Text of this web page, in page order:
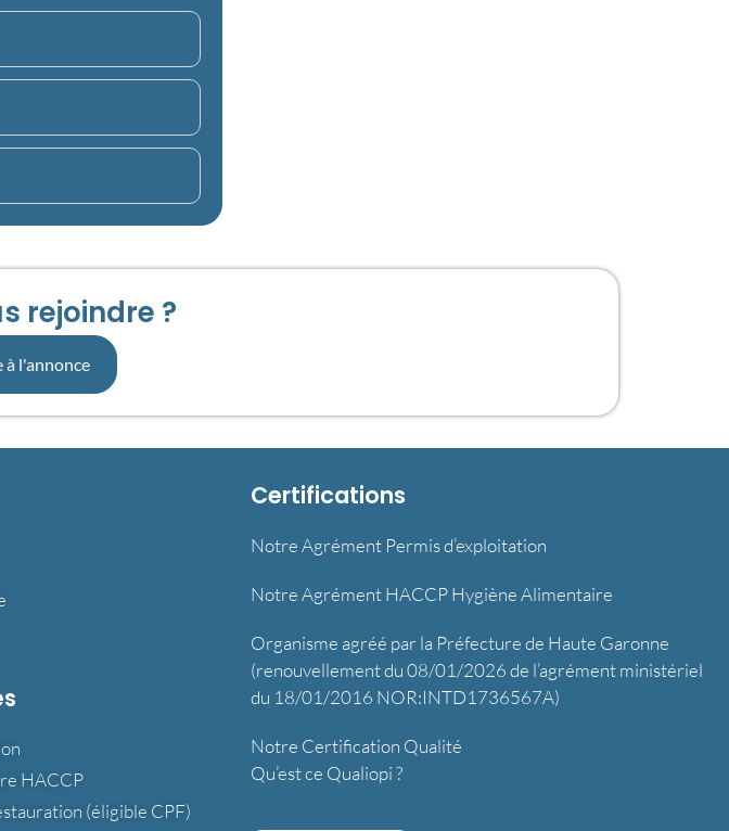
rejoindre ?
à l'annonce
HACCP
(éligible CPF)
Certifications
Notre Agrément Permis d’exploitation
Notre Agrément HACCP Hygiène Alimentaire
Organisme agréé par la Préfecture de Haute Garonne
(renouvellement du 08/01/2026 de l’agrément ministériel
du 18/01/2016 NOR:INTD1736567A)
Notre Certification Qualité
Qu’est ce Qualiopi ?